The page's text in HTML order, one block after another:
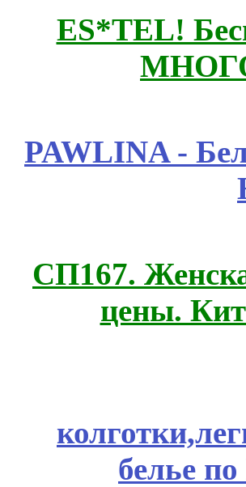
ES*TEL!
PAWLINA -
СП167.
цены.
белье